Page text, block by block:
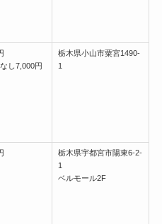
し7,000円
栃木県小山市粟宮1490-
1
栃木県宇都宮市陽東6-2-
1
ベルモール2F